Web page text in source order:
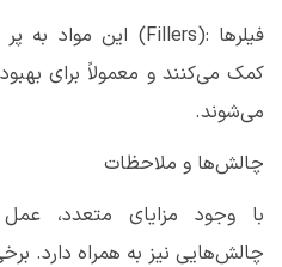
فیلرها (Fillers): این مواد به
کمک می‌کنند و معمولاً برای
می‌شوند.
چالش‌ها و ملاحظات
با وجود مزایای متعدد،
چالش‌هایی نیز به همراه دارد.